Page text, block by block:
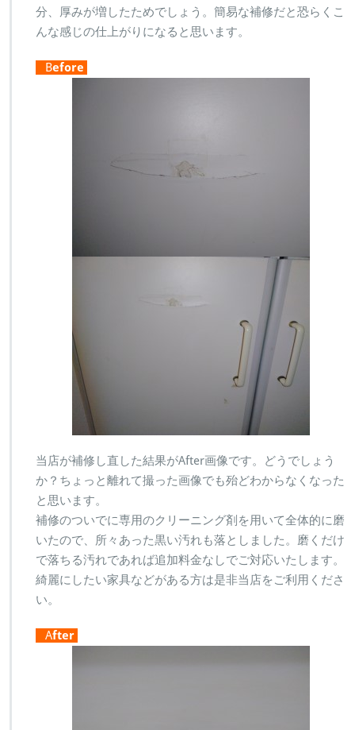
分、厚みが増したためでしょう。簡易な補修だと恐らくこ
んな感じの仕上がりになると思います。
Before
当店が補修し直した結果がAfter画像です。どうでしょう
か？ちょっと離れて撮った画像でも殆どわからなくなった
と思います。
補修のついでに専用のクリーニング剤を用いて全体的に磨
いたので、所々あった黒い汚れも落としました。磨くだけ
で落ちる汚れであれば追加料金なしでご対応いたします。
綺麗にしたい家具などがある方は是非当店をご利用くださ
い。
After